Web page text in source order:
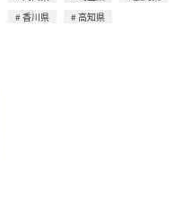
香川県
高知県